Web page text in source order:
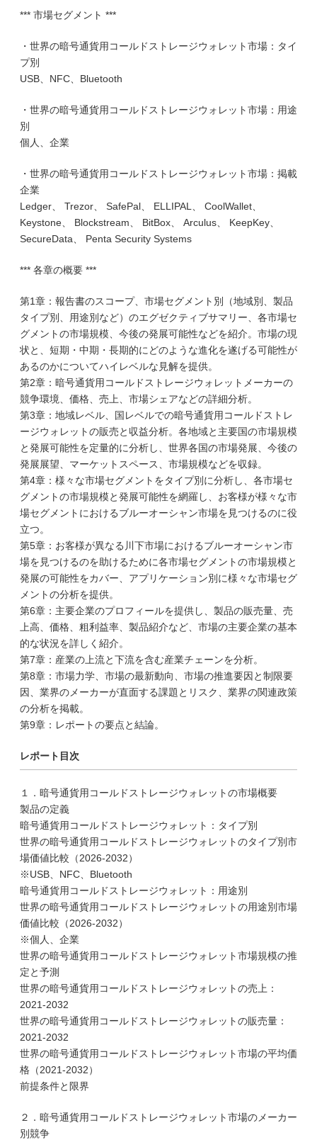
*** 市場セグメント ***
・世界の暗号通貨用コールドストレージウォレット市場：タイ
プ別
USB、NFC、Bluetooth
・世界の暗号通貨用コールドストレージウォレット市場：用途
別
個人、企業
・世界の暗号通貨用コールドストレージウォレット市場：掲載
企業
Ledger、 Trezor、 SafePal、 ELLIPAL、 CoolWallet、
Keystone、 Blockstream、 BitBox、 Arculus、 KeepKey、
SecureData、 Penta Security Systems
*** 各章の概要 ***
第1章：報告書のスコープ、市場セグメント別（地域別、製品
タイプ別、用途別など）のエグゼクティブサマリー、各市場セ
グメントの市場規模、今後の発展可能性などを紹介。市場の現
状と、短期・中期・長期的にどのような進化を遂げる可能性が
あるのかについてハイレベルな見解を提供。
第2章：暗号通貨用コールドストレージウォレットメーカーの
競争環境、価格、売上、市場シェアなどの詳細分析。
第3章：地域レベル、国レベルでの暗号通貨用コールドストレ
ージウォレットの販売と収益分析。各地域と主要国の市場規模
と発展可能性を定量的に分析し、世界各国の市場発展、今後の
発展展望、マーケットスペース、市場規模などを収録。
第4章：様々な市場セグメントをタイプ別に分析し、各市場セ
グメントの市場規模と発展可能性を網羅し、お客様が様々な市
場セグメントにおけるブルーオーシャン市場を見つけるのに役
立つ。
第5章：お客様が異なる川下市場におけるブルーオーシャン市
場を見つけるのを助けるために各市場セグメントの市場規模と
発展の可能性をカバー、アプリケーション別に様々な市場セグ
メントの分析を提供。
第6章：主要企業のプロフィールを提供し、製品の販売量、売
上高、価格、粗利益率、製品紹介など、市場の主要企業の基本
的な状況を詳しく紹介。
第7章：産業の上流と下流を含む産業チェーンを分析。
第8章：市場力学、市場の最新動向、市場の推進要因と制限要
因、業界のメーカーが直面する課題とリスク、業界の関連政策
の分析を掲載。
第9章：レポートの要点と結論。
レポート目次
１．暗号通貨用コールドストレージウォレットの市場概要
製品の定義
暗号通貨用コールドストレージウォレット：タイプ別
世界の暗号通貨用コールドストレージウォレットのタイプ別市
場価値比較（2026-2032）
※USB、NFC、Bluetooth
暗号通貨用コールドストレージウォレット：用途別
世界の暗号通貨用コールドストレージウォレットの用途別市場
価値比較（2026-2032）
※個人、企業
世界の暗号通貨用コールドストレージウォレット市場規模の推
定と予測
世界の暗号通貨用コールドストレージウォレットの売上：
2021-2032
世界の暗号通貨用コールドストレージウォレットの販売量：
2021-2032
世界の暗号通貨用コールドストレージウォレット市場の平均価
格（2021-2032）
前提条件と限界
２．暗号通貨用コールドストレージウォレット市場のメーカー
別競争